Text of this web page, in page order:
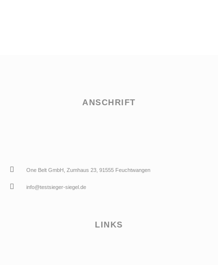
ANSCHRIFT
One Belt GmbH, Zumhaus 23, 91555 Feuchtwangen
info@testsieger-siegel.de
LINKS